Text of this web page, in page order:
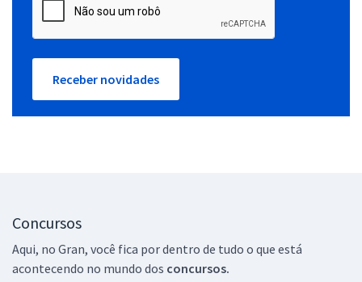
Receber novidades
Concursos
Aqui, no Gran, você fica por dentro de tudo o que está
acontecendo no mundo dos concursos.